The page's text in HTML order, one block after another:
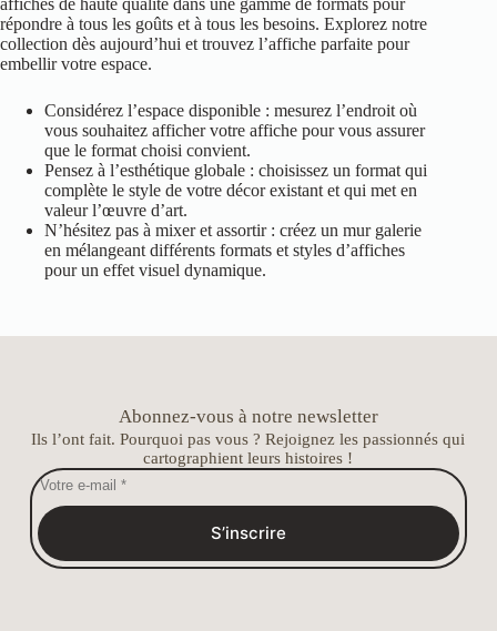
répondre à tous les goûts et à tous les besoins. Explorez notre
collection dès aujourd’hui et trouvez l’affiche parfaite pour
embellir votre espace.
Considérez l’espace disponible : mesurez l’endroit où
vous souhaitez afficher votre affiche pour vous assurer
que le format choisi convient.
Pensez à l’esthétique globale : choisissez un format qui
complète le style de votre décor existant et qui met en
valeur l’œuvre d’art.
N’hésitez pas à mixer et assortir : créez un mur galerie
en mélangeant différents formats et styles d’affiches
pour un effet visuel dynamique.
Abonnez-vous à notre newsletter
Ils l’ont fait. Pourquoi pas vous ? Rejoignez les passionnés qui
cartographient leurs histoires !
S’inscrire